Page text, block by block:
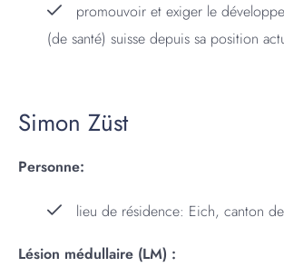
promouvoir et exiger le
(de santé) suisse depuis sa position
Simon Züst
Personne:
lieu de résidence: Eich, canton
Lésion médullaire (LM) :